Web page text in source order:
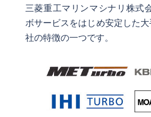
三菱重工マリンマシナリ株式
ボサービスをはじめ安定した
社の特徴の一つです。